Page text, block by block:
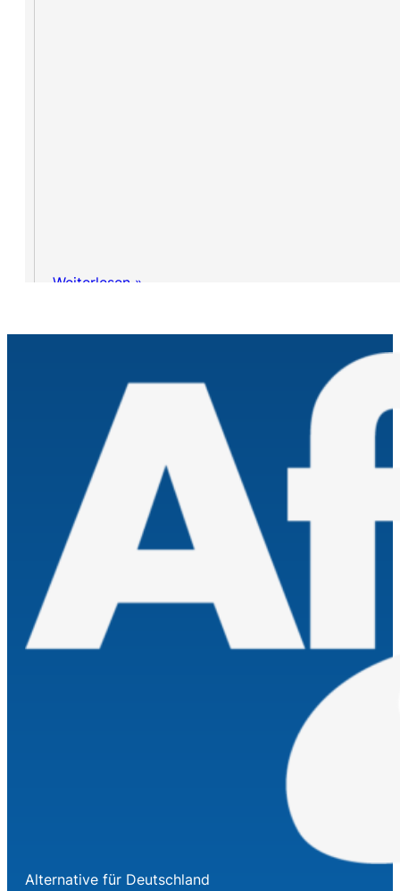
Weiterlesen »
Alternative für Deutschland